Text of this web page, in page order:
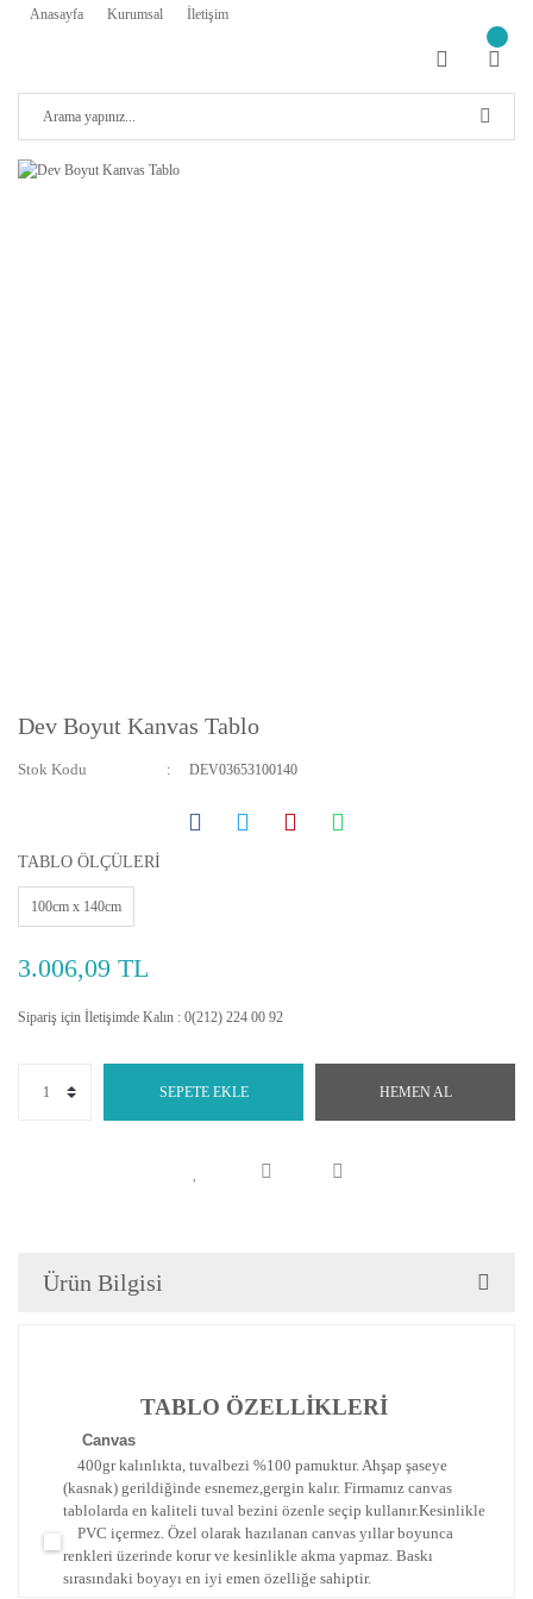
Anasayfa Kurumsal İletişim
Dev Boyut Kanvas Tablo
Stok Kodu DEV03653100140
TABLO ÖLÇÜLERİ
100cm x 140cm
3.006,09 TL
Sipariş için İletişimde Kalın : 0(212) 224 00 92
SEPETE EKLE HEMEN AL
Ürün Bilgisi
TABLO ÖZELLİKLERİ
Canvas
400gr kalınlıkta, tuvalbezi %100 pamuktur. Ahşap şaseye
(kasnak) gerildiğinde esnemez,gergin kalır. Firmamız canvas
tablolarda en kaliteli tuval bezini özenle seçip kullanır.Kesinlikle
PVC içermez. Özel olarak hazılanan canvas yıllar boyunca
renkleri üzerinde korur ve kesinlikle akma yapmaz. Baskı
sırasındaki boyayı en iyi emen özelliğe sahiptir.